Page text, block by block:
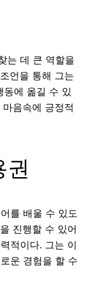
는 데 큰 역할을
언을 통해 그는
동에 옮길 수 있
음속에 긍정적
권
를 배울 수 있도
진행할 수 있어
적이다. 그는 이
운 경험을 할 수